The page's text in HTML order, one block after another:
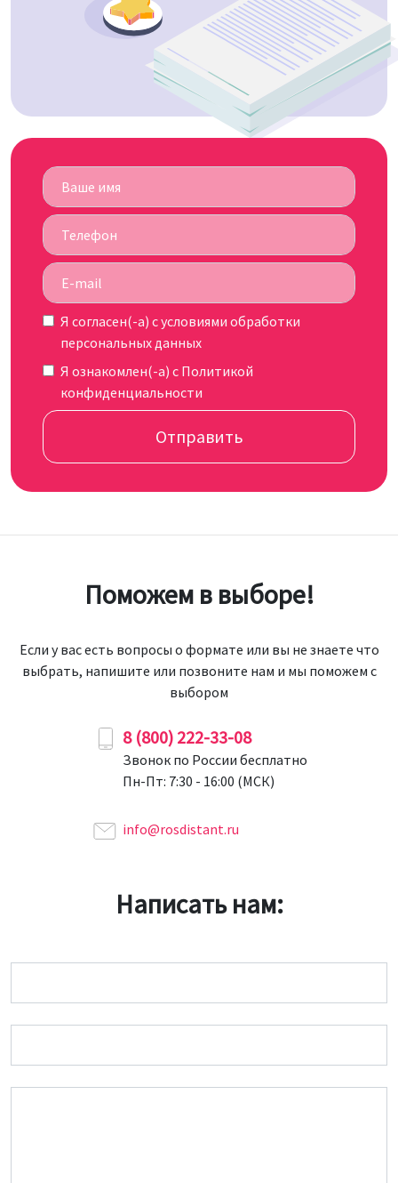
Я согласен(-а) cусловиями обработки
персональных данных
Я ознакомлен(-а) с Политикой
конфиденциальности
Отправить
Поможем в выборе!
Если у вас есть вопросы о формате или вы не знаете что
выбрать, напишите или позвоните нам и мы поможем с
выбором
8 (800) 222-33-08
Звонок по России бесплатно
Пн-Пт: 7:30 - 16:00 (МСК)
info@rosdistant.ru
Написать нам: